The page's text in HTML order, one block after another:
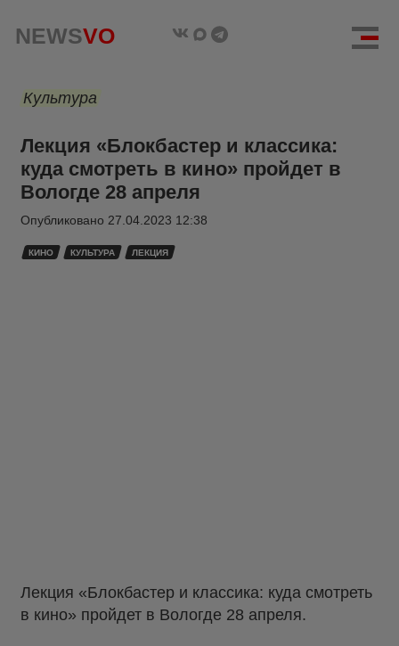
NEWSVO
Культура
Лекция «Блокбастер и классика:
куда смотреть в кино» пройдет в
Вологде 28 апреля
Опубликовано 27.04.2023 12:38
КИНО КУЛЬТУРА ЛЕКЦИЯ
Лекция «Блокбастер и классика: куда смотреть
в кино» пройдет в Вологде 28 апреля.